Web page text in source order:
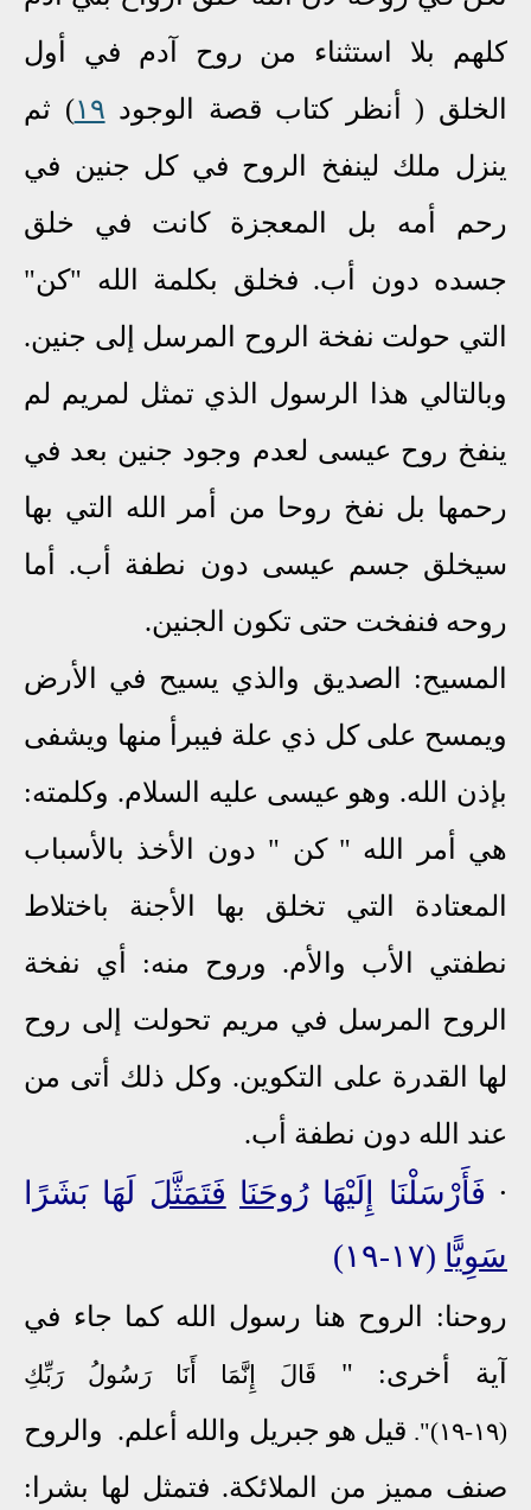
كلهم بلا استثناء من روح آدم في أول
الخلق ( أنظر كتاب قصة الوجود ١٩) ثم
ينزل ملك لينفخ الروح في كل جنين في
رحم أمه بل المعجزة كانت في خلق
جسده دون أب. فخلق بكلمة الله "كن"
التي حولت نفخة الروح المرسل إلى جنين.
وبالتالي هذا الرسول الذي تمثل لمريم لم
ينفخ روح عيسى لعدم وجود جنين بعد في
رحمها بل نفخ روحا من أمر الله التي بها
سيخلق جسم عيسى دون نطفة أب. أما
روحه فنفخت حتى تكون الجنين.
المسيح: الصديق والذي يسيح في الأرض
ويمسح على كل ذي علة فيبرأ منها ويشفى
بإذن الله. وهو عيسى عليه السلام. وكلمته:
هي أمر الله " كن " دون الأخذ بالأسباب
المعتادة التي تخلق بها الأجنة باختلاط
نطفتي الأب والأم. وروح منه: أي نفخة
الروح المرسل في مريم تحولت إلى روح
لها القدرة على التكوين. وكل ذلك أتى من
عند الله دون نطفة أب.
∙ فَأَرْسَلْنَا إِلَيْهَا رُوحَنَا فَتَمَثَّلَ لَهَا بَشَرًا
سَوِيًّا (١٧-١٩)
روحنا: الروح هنا رسول الله كما جاء في
آية أخرى: " قَالَ إِنَّمَا أَنَا رَسُولُ رَبِّكِ
(١٩-١٩)
". قيل هو جبريل والله أعلم. والروح
صنف مميز من الملائكة. فتمثل لها بشرا: